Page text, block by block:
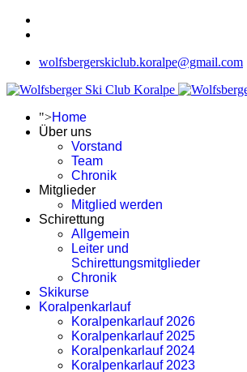
wolfsbergerskiclub.koralpe@gmail.com
">Home
Über uns
Vorstand
Team
Chronik
Mitglieder
Mitglied werden
Schirettung
Allgemein
Leiter und
Schirettungsmitglieder
Chronik
Skikurse
Koralpenkarlauf
Koralpenkarlauf 2026
Koralpenkarlauf 2025
Koralpenkarlauf 2024
Koralpenkarlauf 2023